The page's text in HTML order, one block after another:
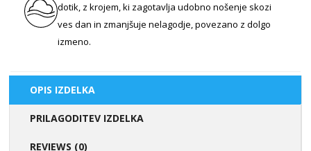
dotik, z krojem, ki zagotavlja udobno nošenje skozi
ves dan in zmanjšuje nelagodje, povezano z dolgo
izmeno.
OPIS IZDELKA
PRILAGODITEV IZDELKA
REVIEWS (0)